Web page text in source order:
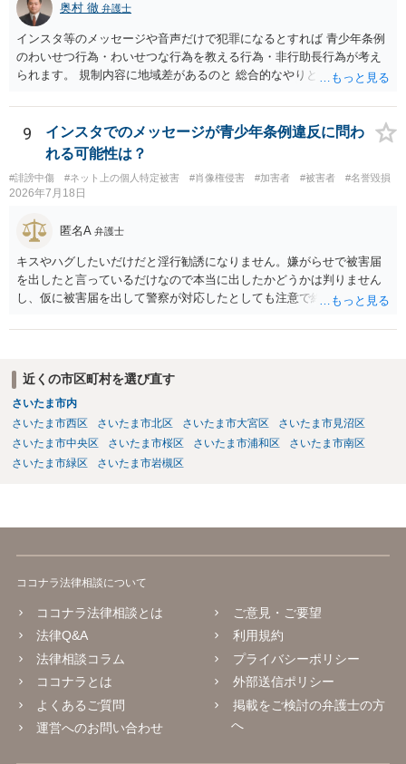
奥村 徹 弁護士
インスタ等のメッセージや音声だけで犯罪になるとすれば 青少年条例
のわいせつ行為・わいせつな行為を教える行為・非行助長行為が考え
られます。 規制内容に地域差があるのと 総合的なやりとりの内容で判
す。
9
インスタでのメッセージが青少年条例違反に問わ
れる可能性は？
#誹謗中傷 #ネット上の個人特定被害 #肖像権侵害 #加害者 #被害者 #名誉毀損
2026年7月18日
匿名A 弁護士
キスやハグしたいだけだと淫行勧誘になりません。嫌がらせで被害届
を出したと言っているだけなので本当に出したかどうかは判りません
し、仮に被害届を出して警察が対応したとしても注意で終わるような
おくように。
近くの市区町村を選び直す
さいたま市内
さいたま市西区
さいたま市北区 さいたま市大宮区
さいたま市見沼区
さいたま市中央区
さいたま市桜区 さいたま市浦和区
さいたま市南区
さいたま市緑区
さいたま市岩槻区
ココナラ法律相談について
ココナラ法律相談とは
法律Q&A
法律相談コラム
ココナラとは
よくあるご質問
運営へのお問い合わせ
ご意見・ご要望
利用規約
プライバシーポリシー
外部送信ポリシー
掲載をご検討の弁護士の方
へ